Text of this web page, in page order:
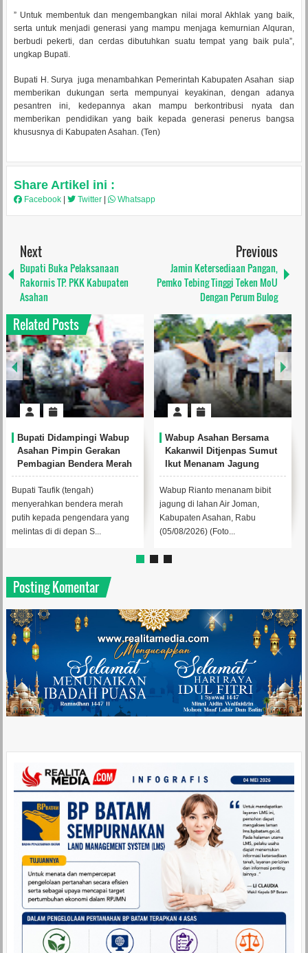
” Untuk membentuk dan mengembangkan nilai moral Akhlak yang baik,
serta untuk menjadi generasi yang mampu menjaga kemurnian Alquran,
berbudi pekerti, dan cerdas dibutuhkan suatu tempat yang baik pula”,
ungkap Bupati.
Bupati H. Surya juga menambahkan Pemerintah Kabupaten Asahan siap
memberikan dukungan serta mempunyai keyakinan, dengan adanya
pesantren ini, kedepannya akan mampu berkontribusi nyata dan
memberikan pendidikan yang baik kepada generasi penerus bangsa
khususnya di Kabupaten Asahan. (Ten)
Share Artikel ini :
Facebook Twitter Whatsapp
Next
Bupati Buka Pelaksanaan
Rakornis TP. PKK Kabupaten
Asahan
Previous
Jamin Ketersediaan Pangan,
Pemko Tebing Tinggi Teken MoU
Dengan Perum Bulog
Related Posts
Wabup
Gerakan
Merah
Masyarakat
merah
yang
S...
Wabup Asahan Bersama
Kakanwil Ditjenpas Sumut
Ikut Menanam Jagung
Wabup Rianto menanam bibit
jagung di lahan Air Joman,
Kabupaten Asahan, Rabu
(05/08/2026) (Foto...
Pemkab
Bangun
Sebagai
Anak Korban
Wabup Rianto
menerima
Komnas Anak RI
Posting Komentar